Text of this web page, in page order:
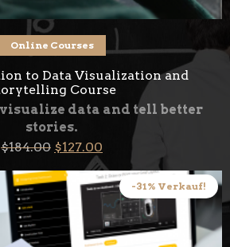
Add to cart
Online Courses
to Data Visualization and
Course
data and tell better
stories.
$184.00 Original
price
was:
$184.00.
$127.00
price
is:
$127.00.-31% Verkauf!